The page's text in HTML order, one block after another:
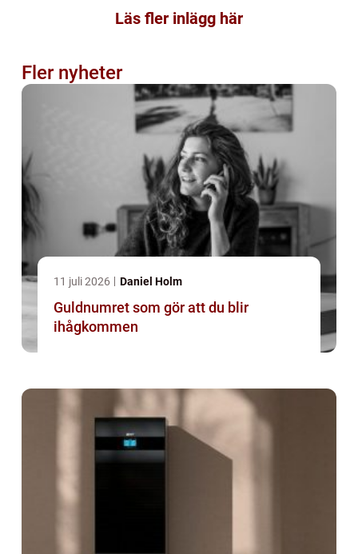
Läs fler inlägg här
Fler nyheter
11 juli 2026 Daniel Holm
Guldnumret som gör att du blir
ihågkommen